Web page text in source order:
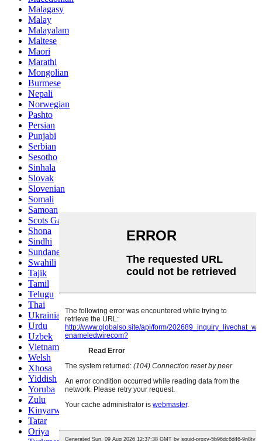
Malagasy
Malay
Malayalam
Maltese
Maori
Marathi
Mongolian
Burmese
Nepali
Norwegian
Pashto
Persian
Punjabi
Serbian
Sesotho
Sinhala
Slovak
Slovenian
Somali
Samoan
Scots Gaelic
Shona
Sindhi
Sundanese
Swahili
Tajik
Tamil
Telugu
Thai
Ukrainian
Urdu
Uzbek
Vietnamese
Welsh
Xhosa
Yiddish
Yoruba
Zulu
Kinyarwanda
Tatar
Oriya